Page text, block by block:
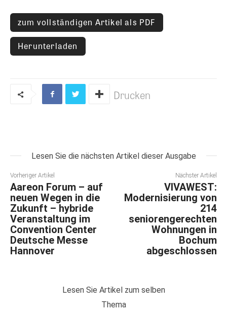
zum vollständigen Artikel als PDF
Herunterladen
Drucken
Lesen Sie die nächsten Artikel dieser Ausgabe
Vorheriger Artikel
Aareon Forum – auf
neuen Wegen in die
Zukunft – hybride
Veranstaltung im
Convention Center
Deutsche Messe
Hannover
Nächster Artikel
VIVAWEST:
Modernisierung von
214
seniorengerechten
Wohnungen in
Bochum
abgeschlossen
Lesen Sie Artikel zum selben
Thema